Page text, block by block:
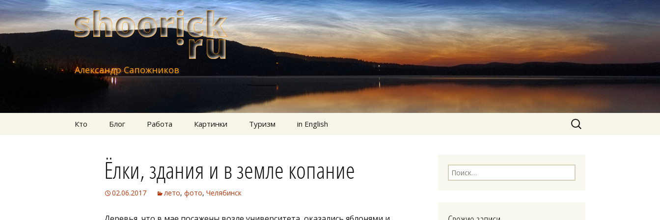
Александр Сапожников
Кто Блог Работа Картинки Туризм in English Найти:
Ёлки, здания и в земле копание
02.06.2017 лето, фото, Челябинск
Найти: